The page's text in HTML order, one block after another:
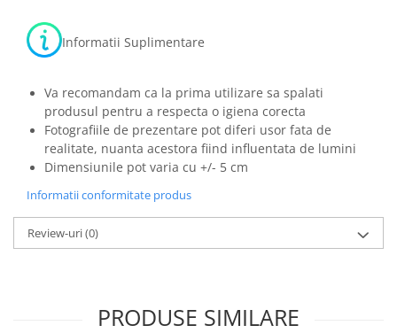
Informatii Suplimentare
Va recomandam ca la prima utilizare sa spalati
produsul pentru a respecta o igiena corecta
Fotografiile de prezentare pot diferi usor fata de
realitate, nuanta acestora fiind influentata de lumini
Dimensiunile pot varia cu +/- 5 cm
Informatii conformitate produs
Review-uri(0)
PRODUSE SIMILARE